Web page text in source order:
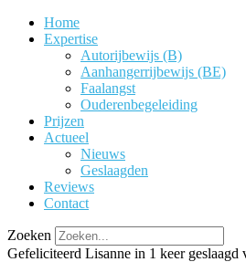
Home
Expertise
Autorijbewijs (B)
Aanhangerrijbewijs (BE)
Faalangst
Ouderenbegeleiding
Prijzen
Actueel
Nieuws
Geslaagden
Reviews
Contact
Zoeken
Gefeliciteerd Lisanne in 1 keer